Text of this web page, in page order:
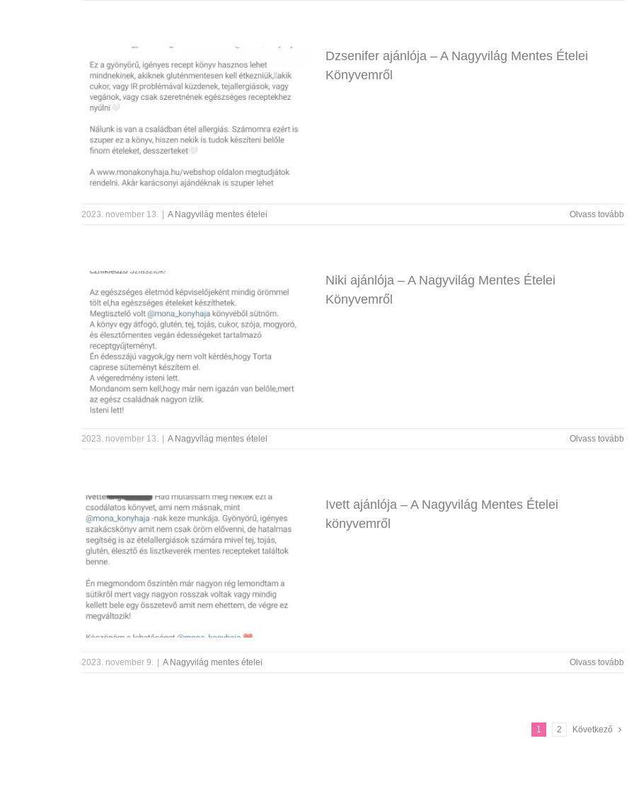
Dzsenifer ajánlója – A Nagyvilág Mentes Ételei
Könyvemről
2023. november 13. A Nagyvilág mentes ételei Olvass tovább
Niki ajánlója – A Nagyvilág Mentes Ételei
Könyvemről
2023. november 13. | A Nagyvilág mentes ételei Olvass tovább
Ivett ajánlója – A Nagyvilág Mentes Ételei
könyvemről
2023. november 9. A Nagyvilág mentes ételei Olvass tovább
1 2 Következő